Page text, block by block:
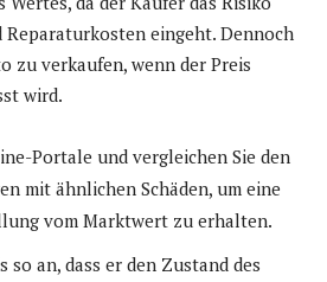
Reparaturkosten eingeht. Dennoch
zu verkaufen, wenn der Preis
wird.
Portale und vergleichen Sie den
mit ähnlichen Schäden, um eine
vom Marktwert zu erhalten.
so an, dass er den Zustand des